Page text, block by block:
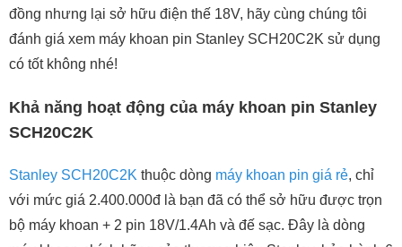
đồng nhưng lại sở hữu điện thế 18V, hãy cùng chúng tôi
đánh giá xem máy khoan pin Stanley SCH20C2K sử dụng
có tốt không nhé!
Khả năng hoạt động của máy khoan pin Stanley
SCH20C2K
Stanley SCH20C2K thuộc dòng máy khoan pin giá rẻ, chỉ
với mức giá 2.400.000đ là bạn đã có thể sở hữu được trọn
bộ máy khoan + 2 pin 18V/1.4Ah và đế sạc. Đây là dòng